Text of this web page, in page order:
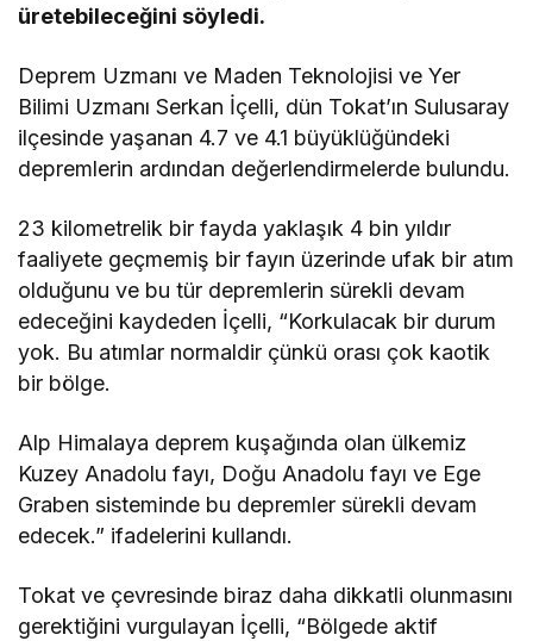
üretebileceğini söyledi.
Deprem Uzmanı ve Maden Teknolojisi ve Yer
Bilimi Uzmanı Serkan İçelli, dün Tokat’ın Sulusaray
ilçesinde yaşanan 4.7 ve 4.1 büyüklüğündeki
depremlerin ardından değerlendirmelerde bulundu.
23 kilometrelik bir fayda yaklaşık 4 bin yıldır
faaliyete geçmemiş bir fayın üzerinde ufak bir atım
olduğunu ve bu tür depremlerin sürekli devam
edeceğini kaydeden İçelli, “Korkulacak bir durum
yok. Bu atımlar normaldir çünkü orası çok kaotik
bir bölge.
Alp Himalaya deprem kuşağında olan ülkemiz
Kuzey Anadolu fayı, Doğu Anadolu fayı ve Ege
Graben sisteminde bu depremler sürekli devam
edecek.” ifadelerini kullandı.
Tokat ve çevresinde biraz daha dikkatli olunmasını
gerektiğini vurgulayan İçelli, “Bölgede aktif